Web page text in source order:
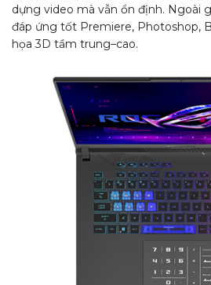
dựng video mà vẫn ổn định. Ngoài
đáp ứng tốt Premiere, Photoshop,
họa 3D tầm trung–cao.​